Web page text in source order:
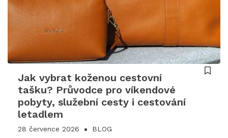
Jak vybrat koženou cestovní
tašku? Průvodce pro víkendové
pobyty, služební cesty i cestování
letadlem
28 července 2026 BLOG